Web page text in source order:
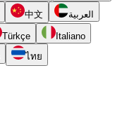
中文 العربية
Türkçe
Italiano
ไทย